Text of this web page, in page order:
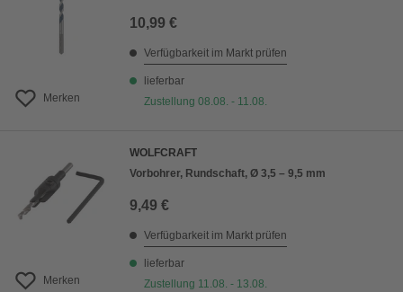
Merken
10,99 €
Verfügbarkeit im Markt prüfen
lieferbar
Zustellung 08.08. - 11.08.
Merken
WOLFCRAFT
Vorbohrer, Rundschaft, Ø 3,5 – 9,5 mm
9,49 €
Verfügbarkeit im Markt prüfen
lieferbar
Zustellung 11.08. - 13.08.